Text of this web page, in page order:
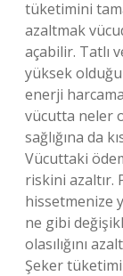
tüketimini
azaltmak
açabilir. Tatlı
yüksek
enerji
vücutta neler
sağlığına da
Vücuttaki
riskini azaltır.
hissetmenize
ne gibi
olasılığını
Şeker